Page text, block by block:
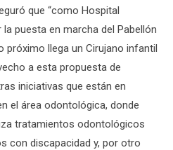
que “como Hospital
puesta en marcha del Pabellón
próximo llega un Cirujano infantil
a esta propuesta de
iniciativas que están en
el área odontológica, donde
tratamientos odontológicos
con discapacidad y, por otro